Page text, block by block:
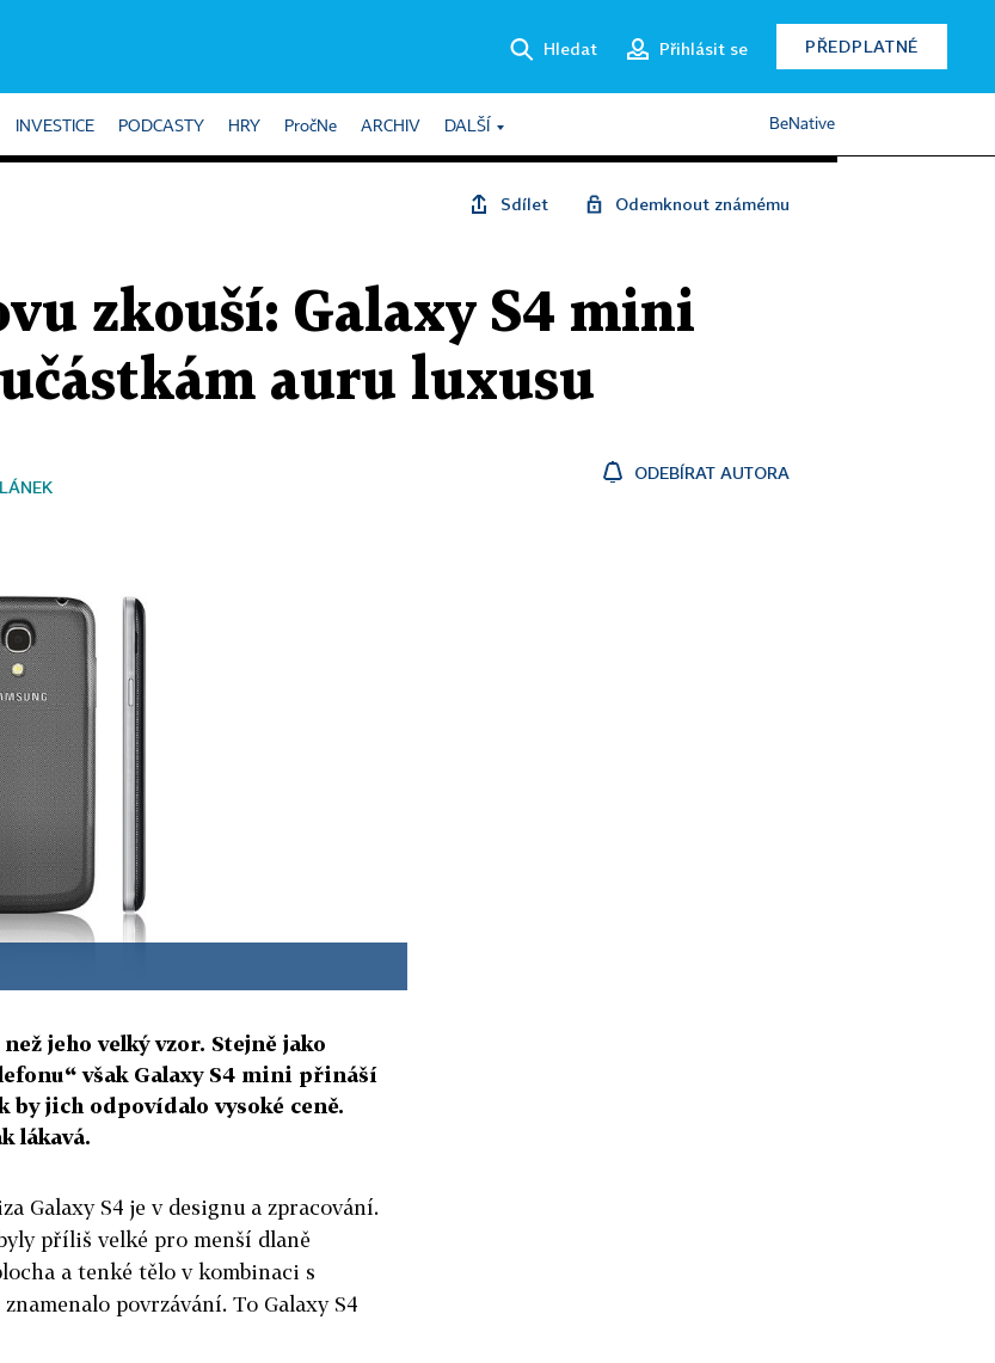
Hledat Přihlásit se PŘEDPLATNÉ
INVESTICE PODCASTY HRY PročNe ARCHIV DALŠÍ BeNative
Sdílet Odemknout známému
zkouší: Galaxy S4 mini
auru luxusu
ODEBÍRAT AUTORA
jeho velký vzor. Stejně jako
však Galaxy S4 mini přináší
jich odpovídalo vysoké ceně.
lákavá.
Galaxy S4 je v designu a zpracování.
příliš velké pro menší dlaně
a tenké tělo v kombinaci s
povrzávání. To Galaxy S4